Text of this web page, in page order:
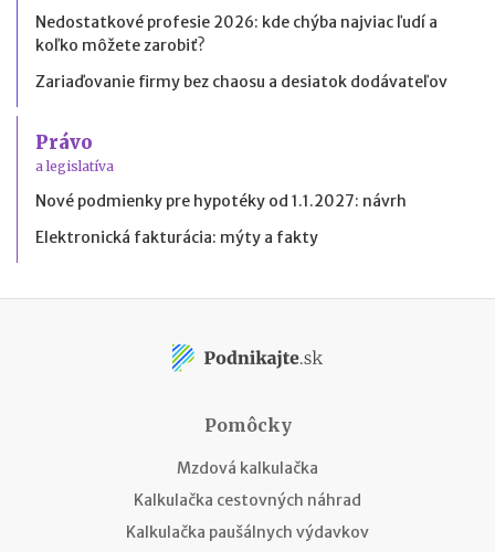
Nedostatkové profesie 2026: kde chýba najviac ľudí a
koľko môžete zarobiť?
Zariaďovanie firmy bez chaosu a desiatok dodávateľov
Právo
a legislatíva
Nové podmienky pre hypotéky od 1.1.2027: návrh
Elektronická fakturácia: mýty a fakty
Pomôcky
Mzdová kalkulačka
Kalkulačka cestovných náhrad
Kalkulačka paušálnych výdavkov